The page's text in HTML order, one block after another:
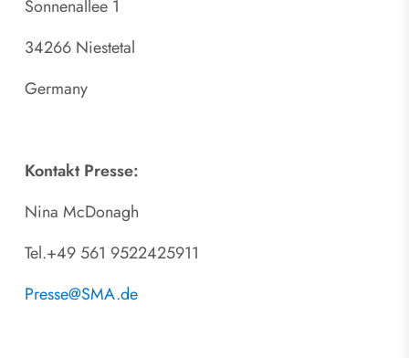
Sonnenallee 1
34266 Niestetal
Germany
Kontakt Presse:
Nina McDonagh
Tel.+49 561 9522425911
Presse@SMA.de